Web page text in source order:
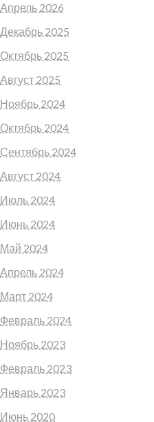
Апрель 2026
Декабрь 2025
Октябрь 2025
Август 2025
Ноябрь 2024
Октябрь 2024
Сентябрь 2024
Август 2024
Июль 2024
Июнь 2024
Май 2024
Апрель 2024
Март 2024
Февраль 2024
Ноябрь 2023
Февраль 2023
Январь 2023
Июнь 2020